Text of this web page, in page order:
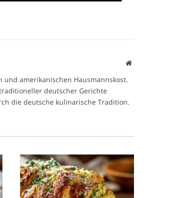
Website
amerikanischen Hausmannskost.
deutscher Gerichte
die deutsche kulinarische Tradition.